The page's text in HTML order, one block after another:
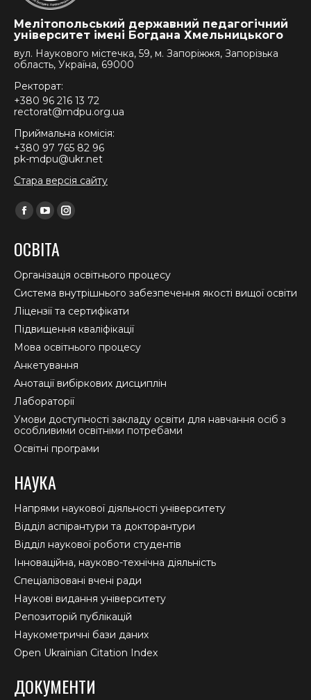
Мелітопольський державний педагогічний
університет імені Богдана Хмельницького
вул. Наукового містечка, 59, м. Запоріжжя, Запорізька
область, Україна, 69000
Ректорат:
+380 96 216 13 72
rectorat@mdpu.org.ua
Приймальна комісія:
+380 97 765 82 96
pk-mdpu@ukr.net
Стара версія сайту
Find us on:
Facebook
opens
in
new
window
YouTube
opens
in
new
window
Instagram
in
new
window
ОСВІТА
Організація освітнього процесу
Система внутрішнього забезпечення якості вищої освіти
Ліцензії та сертифікати
Підвищення кваліфікації
Мова освітнього процесу
Анкетування
Анотації вибіркових дисциплін
Лабораторії
Умови доступності закладу освіти для навчання осіб з
особливими освітніми потребами
Освітні програми
НАУКА
Напрями наукової діяльності університету
Відділ аспірантури та докторантури
Відділ наукової роботи студентів
Інноваційна, науково-технічна діяльність
Спеціалізовані вчені ради
Наукові видання університету
Репозиторій публікацій
Наукометричні бази даних
Open Ukrainian Citation Index
ДОКУМЕНТИ